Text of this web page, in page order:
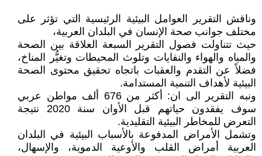
وناقش التقرير العوامل البيئية الرئيسية التي تؤثر على
مختلف جوانب صحة الإنسان في البلدان العربية،
حيث تتناولت فصول التقرير السبعة العلاقة بين الصحة
والمياه والهواء والنفايات وتلوث المحيطات وتغيُّر المناخ،
فضلاً عن التقدم والعقبات باتجاه تحقيق محتوى الصحة
البيئية لأهداف التنمية المستدامة.
ونبه التقرير الى ان: أكثر من 676 ألف مواطن عربي
سوف يفقدون حياتهم قبل الأوان سنة 2020 نتيجة
التعرض للمخاطر البيئية التقليدية.
وتشمل الأمراض المدفوعة بالأسباب البيئية في البلدان
العربية أمراض القلب والأوعية الدموية، والإسهال،